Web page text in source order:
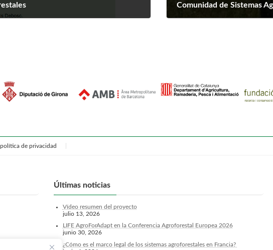
Comunidad de Sistemas
de privacidad
Últimas noticias
Vídeo resumen del proyecto
julio 13, 2026
LIFE AgroForAdapt en la Conferencia Agroforestal Europea 2026
junio 30, 2026
¿Cómo es el marco legal de los sistemas agroforestales en Francia?